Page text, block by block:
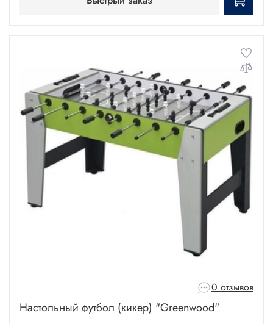
0 отзывов
Настольный футбол (кикер) "Greenwood"